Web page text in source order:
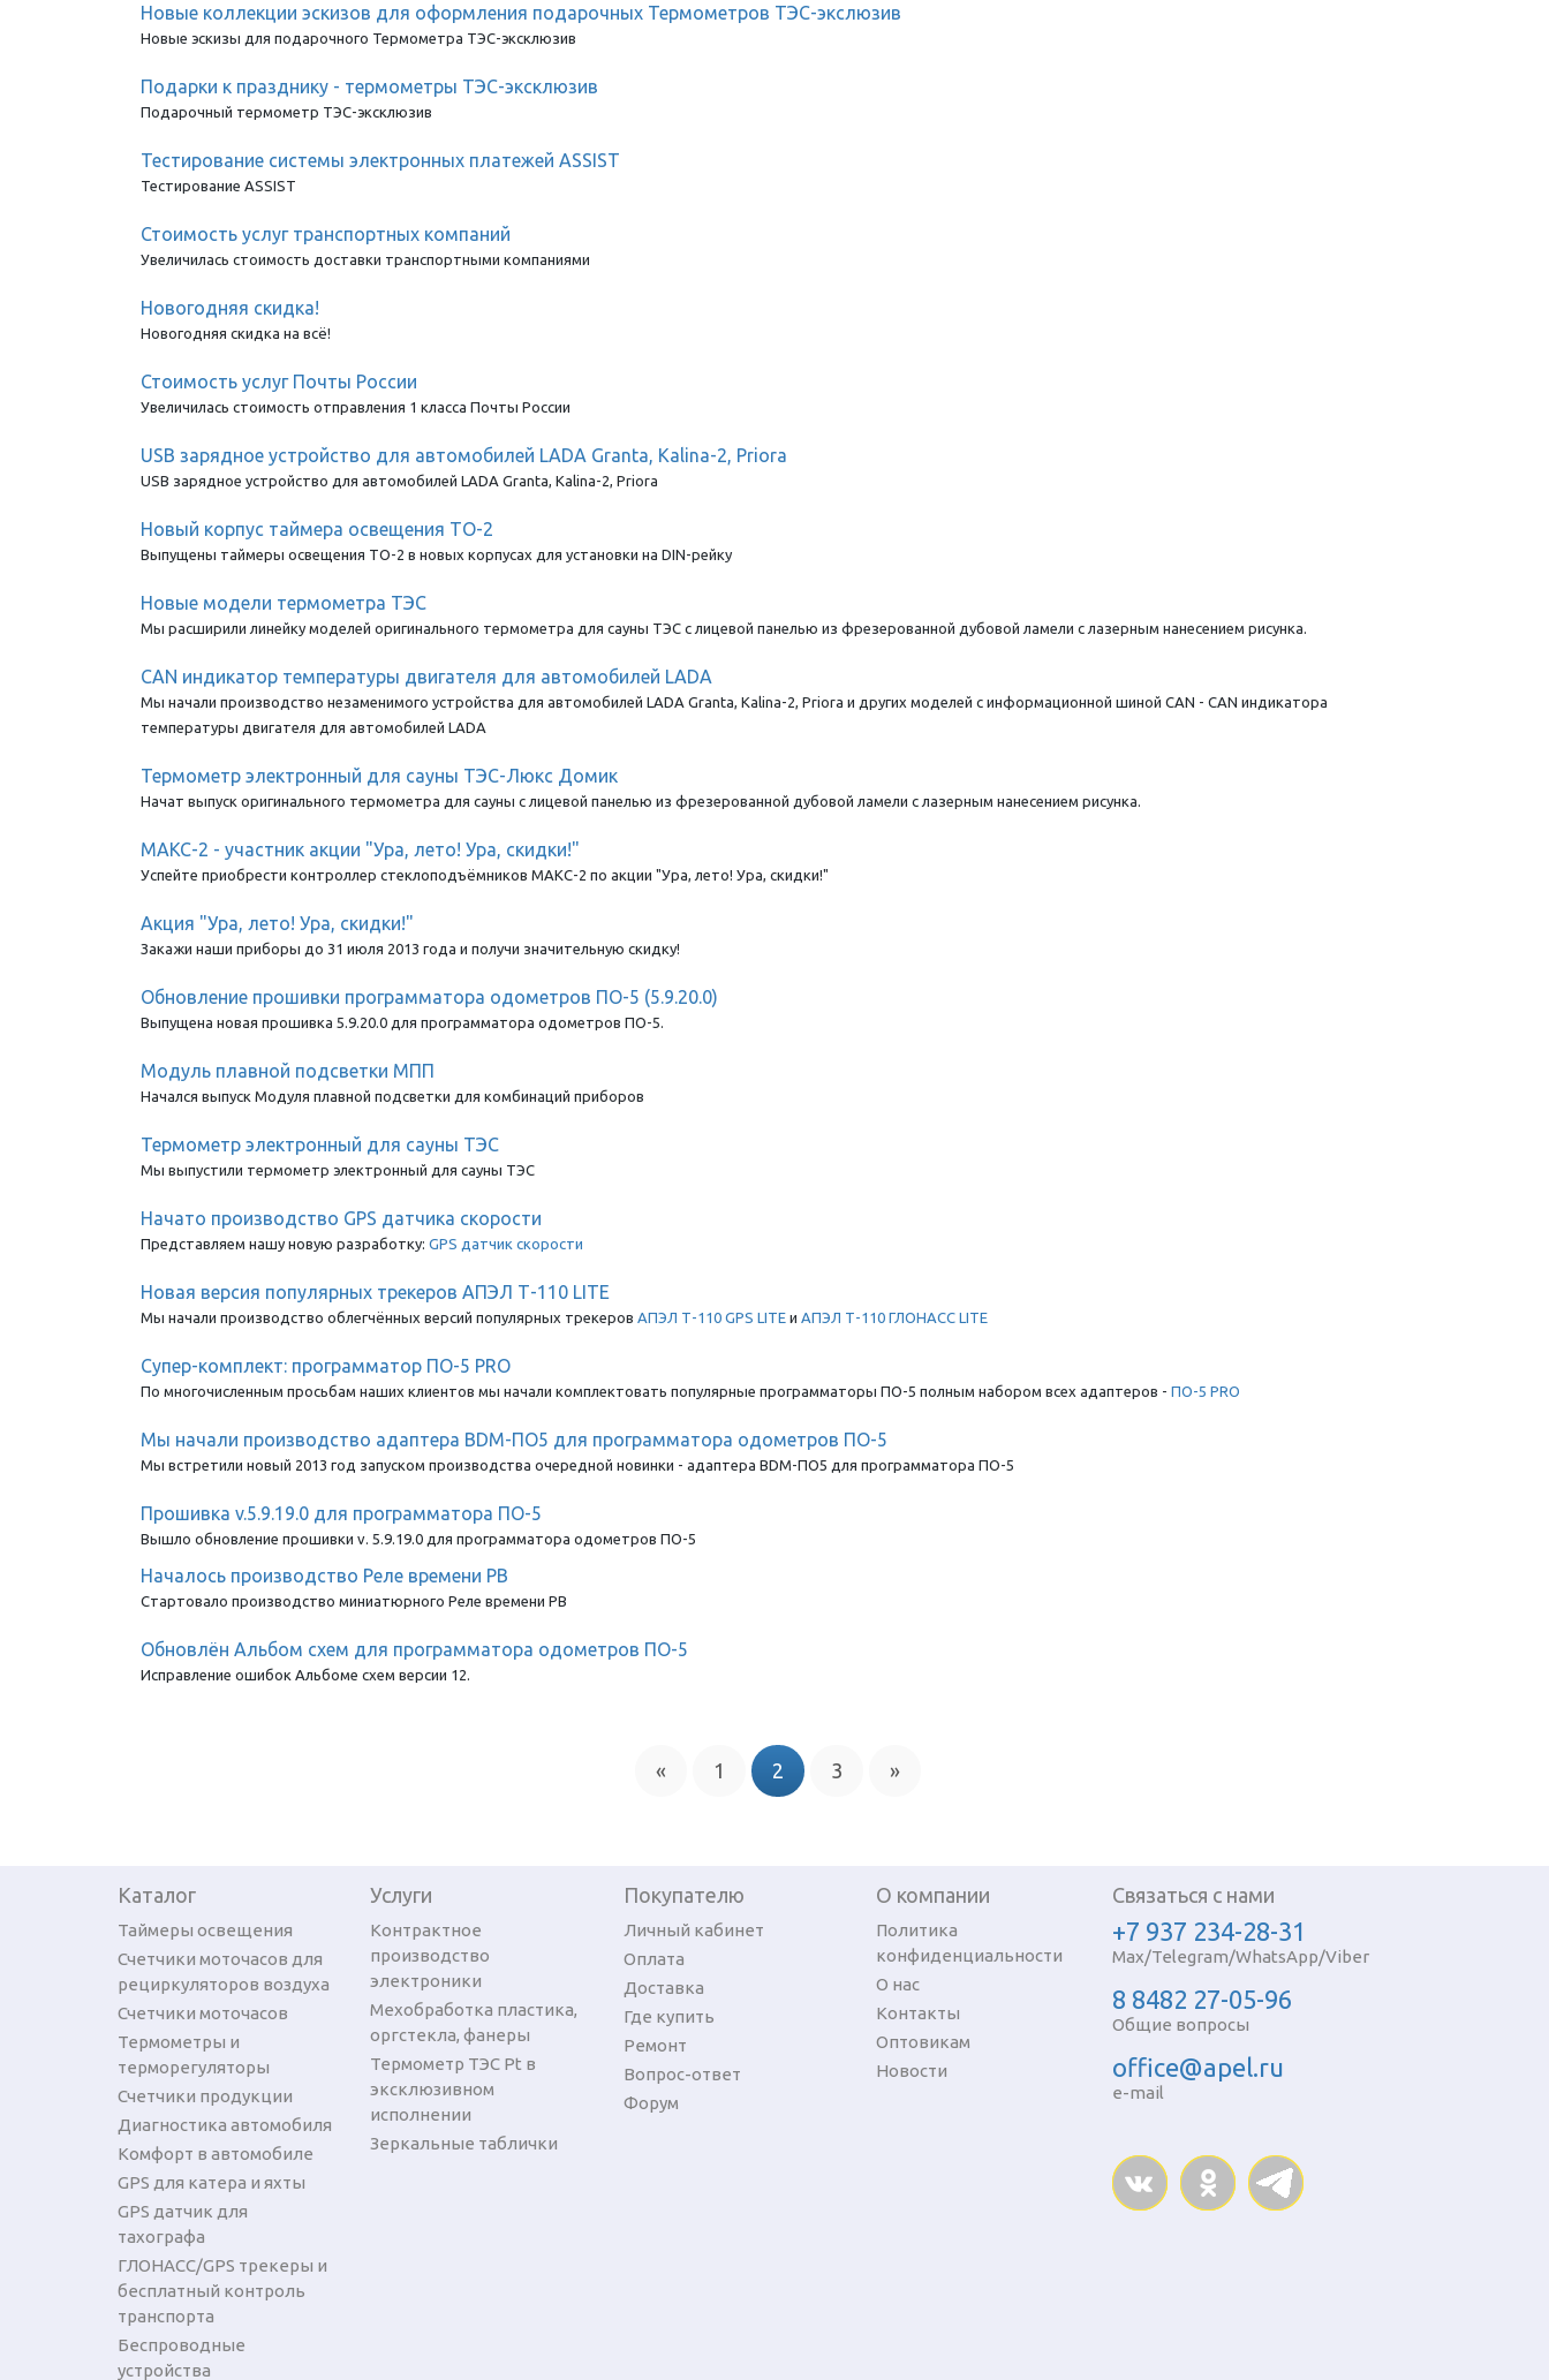
Новые коллекции эскизов для оформления подарочных Термометров ТЭС-экслюзив
Новые эскизы для подарочного Термометра ТЭС-эксклюзив
Подарки к празднику - термометры ТЭС-эксклюзив
Подарочный термометр ТЭС-эксклюзив
Тестирование системы электронных платежей ASSIST
Тестирование ASSIST
Стоимость услуг транспортных компаний
Увеличилась стоимость доставки транспортными компаниями
Новогодняя скидка!
Новогодняя скидка на всё!
Стоимость услуг Почты России
Увеличилась стоимость отправления 1 класса Почты России
USB зарядное устройство для автомобилей LADA Granta, Kalina-2, Priora
USB зарядное устройство для автомобилей LADA Granta, Kalina-2, Priora
Новый корпус таймера освещения ТО-2
Выпущены таймеры освещения ТО-2 в новых корпусах для установки на DIN-рейку
Новые модели термометра ТЭС
Мы расширили линейку моделей оригинального термометра для сауны ТЭС с лицевой панелью из фрезерованной дубовой ламели с лазерным нанесением рисунка.
CAN индикатор температуры двигателя для автомобилей LADA
Мы начали производство незаменимого устройства для автомобилей LADA Granta, Kalina-2, Priora и других моделей с информационной шиной CAN - CAN индикатора
температуры двигателя для автомобилей LADA
Термометр электронный для сауны ТЭС-Люкс Домик
Начат выпуск оригинального термометра для сауны с лицевой панелью из фрезерованной дубовой ламели с лазерным нанесением рисунка.
МАКС-2 - участник акции "Ура, лето! Ура, скидки!"
Успейте приобрести контроллер стеклоподъёмников МАКС-2 по акции "Ура, лето! Ура, скидки!"
Акция "Ура, лето! Ура, скидки!"
Закажи наши приборы до 31 июля 2013 года и получи значительную скидку!
Обновление прошивки программатора одометров ПО-5 (5.9.20.0)
Выпущена новая прошивка 5.9.20.0 для программатора одометров ПО-5.
Модуль плавной подсветки МПП
Начался выпуск Модуля плавной подсветки для комбинаций приборов
Термометр электронный для сауны ТЭС
Мы выпустили термометр электронный для сауны ТЭС
Начато производство GPS датчика скорости
Представляем нашу новую разработку: GPS датчик скорости
Новая версия популярных трекеров АПЭЛ Т-110 LITE
Мы начали производство облегчённых версий популярных трекеров АПЭЛ Т-110 GPS LITE и АПЭЛ Т-110 ГЛОНАСС LITE
Супер-комплект: программатор ПО-5 PRO
По многочисленным просьбам наших клиентов мы начали комплектовать популярные программаторы ПО-5 полным набором всех адаптеров - ПО-5 PRO
Мы начали производство адаптера BDM-ПО5 для программатора одометров ПО-5
Мы встретили новый 2013 год запуском производства очередной новинки - адаптера BDM-ПО5 для программатора ПО-5
Прошивка v.5.9.19.0 для программатора ПО-5
Вышло обновление прошивки v. 5.9.19.0 для программатора одометров ПО-5
Началось производство Реле времени РВ
Стартовало производство миниатюрного Реле времени РВ
Обновлён Альбом схем для программатора одометров ПО-5
Исправление ошибок Альбоме схем версии 12.
« 1 2 3 »
Каталог
Таймеры освещения
Счетчики моточасов для
рециркуляторов воздуха
Счетчики моточасов
Термометры и
терморегуляторы
Счетчики продукции
Диагностика автомобиля
Комфорт в автомобиле
GPS для катера и яхты
GPS датчик для
тахографа
ГЛОНАСС/GPS трекеры и
бесплатный контроль
транспорта
Беспроводные
устройства
Услуги
Контрактное
производство
электроники
Мехобработка пластика,
оргстекла, фанеры
Термометр ТЭС Pt в
эксклюзивном
исполнении
Зеркальные таблички
Покупателю
Личный кабинет
Оплата
Доставка
Где купить
Ремонт
Вопрос-ответ
Форум
О компании
Политика
конфиденциальности
О нас
Контакты
Оптовикам
Новости
Связаться с нами
+7 937 234-28-31
Max/Telegram/WhatsApp/Viber
8 8482 27-05-96
Общие вопросы
office@apel.ru
e-mail